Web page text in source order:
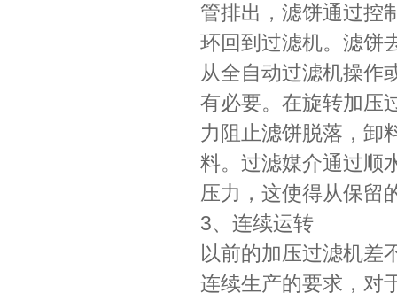
管排出，滤饼通过控
环回到过滤机。滤饼
从全自动过滤机操作
有必要。在旋转加压
力阻止滤饼脱落，卸
料。过滤媒介通过顺
压力，这使得从保留
3、连续运转
以前的加压过滤机差
连续生产的要求，对